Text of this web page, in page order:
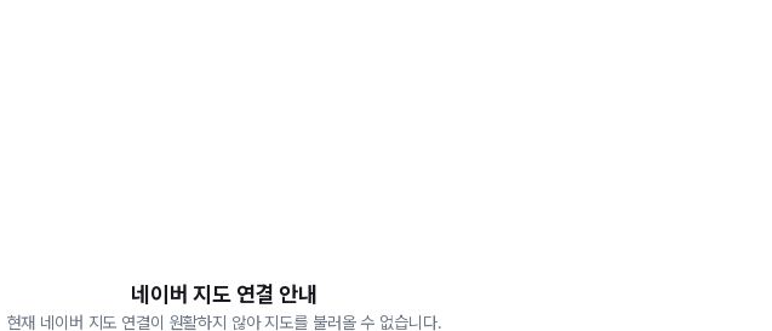
네이버 지도 연결 안내
현재 네이버 지도 연결이 원활하지 않아 지도를 불러올 수 없습니다.